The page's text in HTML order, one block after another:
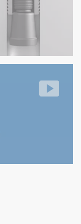
след откъсване от
монтажни
вложка
малко материал
на дорника
след откъсване от
boellhoff/
boellhoff/